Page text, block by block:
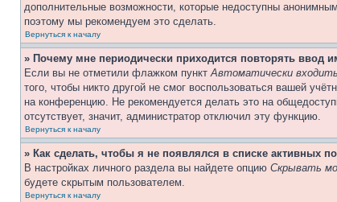
дополнительные возможности, которые недоступны
поэтому мы рекомендуем это сделать.
Вернуться к началу
» Почему мне периодически приходится повторять ввод
Если вы не отметили флажком пунктАвтоматически
того, чтобы никто другой не смог воспользоваться вашей
на конференцию. Не рекомендуется делать это на
отсутствует, значит, администратор отключил эту функцию.
Вернуться к началу
» Как сделать, чтобы я не появлялся в списке активных
В настройках личного раздела вы найдете опцию Скрывать
будете скрытым пользователем.
Вернуться к началу